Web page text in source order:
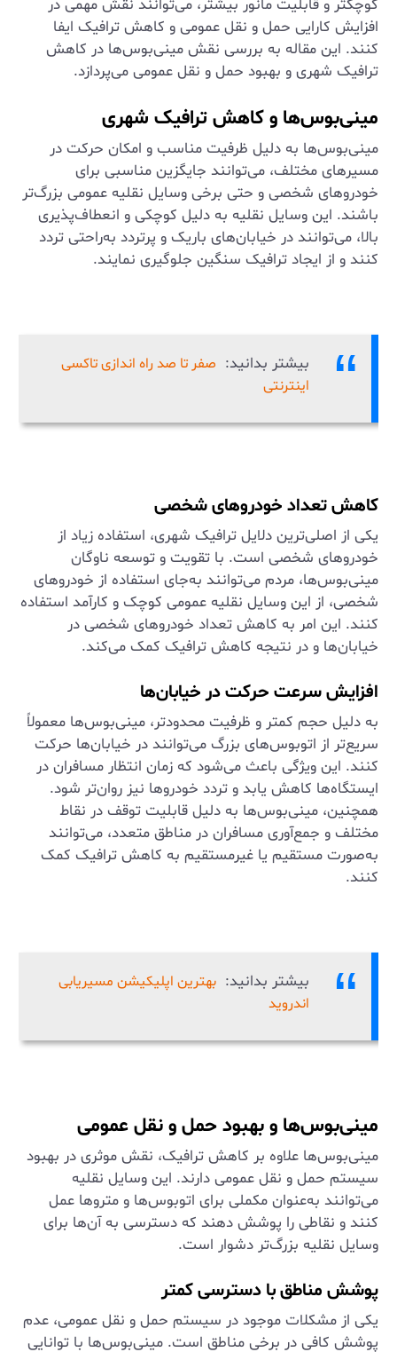
کوچکتر و قابلیت مانور بیشتر، می‌توانند نقش مهمی در
افزایش کارایی حمل و نقل عمومی و کاهش ترافیک ایفا
کنند. این مقاله به بررسی نقش مینی‌بوس‌ها در کاهش
ترافیک شهری و بهبود حمل و نقل عمومی می‌پردازد.
مینی‌بوس‌ها و کاهش ترافیک شهری
مینی‌بوس‌ها به دلیل ظرفیت مناسب و امکان حرکت در
مسیرهای مختلف، می‌توانند جایگزین مناسبی برای
خودروهای شخصی و حتی برخی وسایل نقلیه عمومی بزرگ‌تر
باشند. این وسایل نقلیه به دلیل کوچکی و انعطاف‌پذیری
بالا، می‌توانند در خیابان‌های باریک و پرتردد به‌راحتی تردد
کنند و از ایجاد ترافیک سنگین جلوگیری نمایند.
بیشتر بدانید: صفر تا صد راه اندازی تاکسی
اینترنتی
کاهش تعداد خودروهای شخصی
یکی از اصلی‌ترین دلایل ترافیک شهری، استفاده زیاد از
خودروهای شخصی است. با تقویت و توسعه ناوگان
مینی‌بوس‌ها، مردم می‌توانند به‌جای استفاده از خودروهای
شخصی، از این وسایل نقلیه عمومی کوچک و کارآمد استفاده
کنند. این امر به کاهش تعداد خودروهای شخصی در
خیابان‌ها و در نتیجه کاهش ترافیک کمک می‌کند.
افزایش سرعت حرکت در خیابان‌ها
به دلیل حجم کمتر و ظرفیت محدودتر، مینی‌بوس‌ها معمولاً
سریع‌تر از اتوبوس‌های بزرگ می‌توانند در خیابان‌ها حرکت
کنند. این ویژگی باعث می‌شود که زمان انتظار مسافران در
ایستگاه‌ها کاهش یابد و تردد خودروها نیز روان‌تر شود.
همچنین، مینی‌بوس‌ها به دلیل قابلیت توقف در نقاط
مختلف و جمع‌آوری مسافران در مناطق متعدد، می‌توانند
به‌صورت مستقیم یا غیرمستقیم به کاهش ترافیک کمک
کنند.
بیشتر بدانید: بهترین اپلیکیشن مسیریابی
اندروید
مینی‌بوس‌ها و بهبود حمل و نقل عمومی
مینی‌بوس‌ها علاوه بر کاهش ترافیک، نقش موثری در بهبود
سیستم حمل و نقل عمومی دارند. این وسایل نقلیه
می‌توانند به‌عنوان مکملی برای اتوبوس‌ها و متروها عمل
کنند و نقاطی را پوشش دهند که دسترسی به آن‌ها برای
وسایل نقلیه بزرگ‌تر دشوار است.
پوشش مناطق با دسترسی کمتر
یکی از مشکلات موجود در سیستم حمل و نقل عمومی، عدم
پوشش کافی در برخی مناطق است. مینی‌بوس‌ها با توانایی